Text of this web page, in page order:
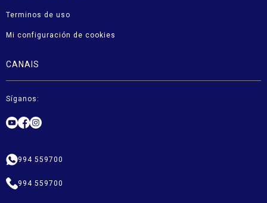
Terminos de uso
Mi configuración de cookies
CANAIS
Síganos:
994 559700
994 559700